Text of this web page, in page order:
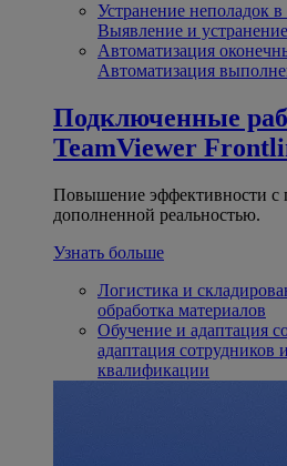
Устранение неполадок
Выявление и
Автоматизация
Автоматизация
Подключенные
TeamViewer
Повышение эффективности
дополненной реальностью.
Узнать больше
Логистика и
обработка материалов
Обучение и адаптация
адаптация
квалификации